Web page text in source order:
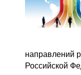
направлений
Российской